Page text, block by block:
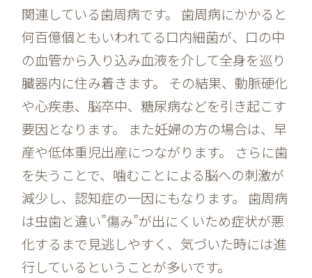
関連している歯周病です。 歯周病にかかると
何百億個ともいわれてる口内細菌が、口の中
の血管から入り込み血液を介して全身を巡り
臓器内に住み着きます。 その結果、動脈硬化
や心疾患、脳卒中、糖尿病などを引き起こす
要因となります。 また妊婦の方の場合は、早
産や低体重児出産につながります。 さらに歯
を失うことで、噛むことによる脳への刺激が
減少し、認知症の一因にもなります。 歯周病
は虫歯と違い”傷み”が出にくいため症状が悪
化するまで見逃しやすく、気づいた時には進
行しているということが多いです。